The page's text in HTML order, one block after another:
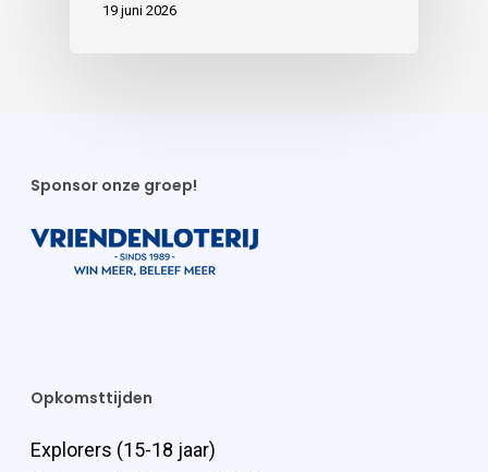
19 juni 2026
Sponsor onze groep!
Opkomsttijden
Explorers (15-18 jaar)